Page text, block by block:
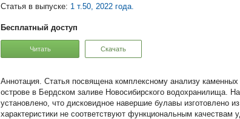
Статья в выпуске: 1 т.50, 2022 года.
Бесплатный доступ
Читать Скачать
Статья посвящена комплексному анализу
острове в Бердском заливе Новосибирского водохранилища.
установлено, что дисковидное навершие булавы изготовлено
характеристики не соответствуют функциональным